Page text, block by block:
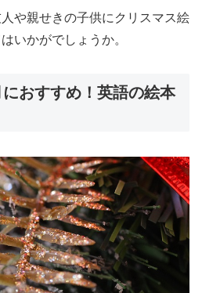
や親せきの子供にクリスマス絵
いかがでしょうか。
おすすめ！英語の絵本